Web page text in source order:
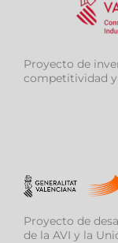
Proyecto de
competitividad
Proyecto de
de la AVI y la